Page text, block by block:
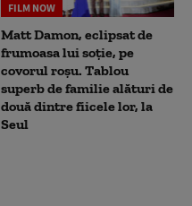
FILM NOW
Matt Damon, eclipsat de
frumoasa lui soție, pe
covorul roșu. Tablou
superb de familie alături de
două dintre fiicele lor, la
Seul